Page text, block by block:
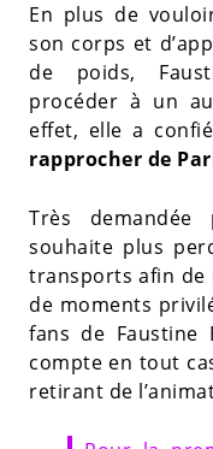
En plus de
son corps et
de poids,
procéder à un
effet, elle a confié
rapprocher de
Très
souhaite plus
transports afin
de moments
fans de Faustine
compte en tout
retirant de